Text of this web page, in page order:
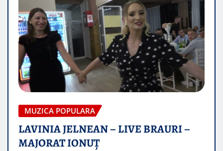
MUZICA POPULARA
LAVINIA JELNEAN – LIVE BRAURI –
MAJORAT IONUŢ